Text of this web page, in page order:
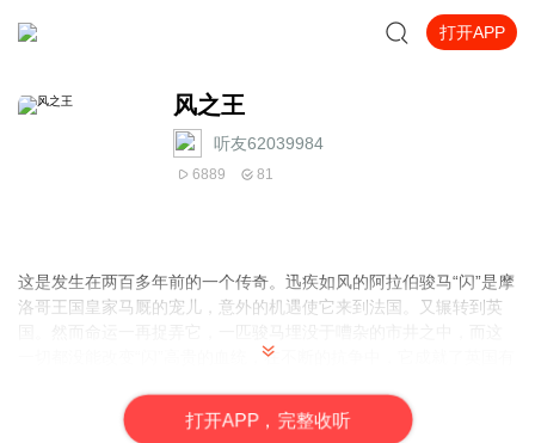
打开APP
风之王
听友62039984
6889 81
这是发生在两百多年前的一个传奇。迅疾如风的阿拉伯骏马“闪”是摩
洛哥王国皇家马厩的宠儿，意外的机遇使它来到法国。又辗转到英
一切都没能改变“闪”高贵的血统，在不断的抗争中，它成就了英国有
这是一个关于爱与责任的故事。哑巴男孩阿格巴在“闪”出生时许
下诺言：“我的名字叫阿格巴。巴和爸的发音差不多，我就是你的爸
打开APP，完整收听